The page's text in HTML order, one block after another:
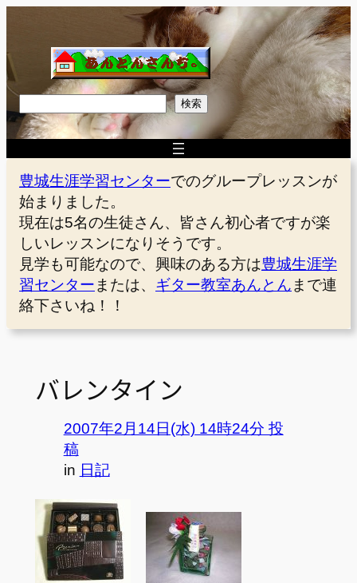
を
ス
キ
ッ
プ
索
検索
豊城生涯学習センターでのグループレッスンが
始まりました。
現在は5名の生徒さん、皆さん初心者ですが楽
しいレッスンになりそうです。
見学も可能なので、興味のある方は豊城生涯学
習センター または、 ギター教室あんとん まで連
絡下さいね！！
バレンタイン
2007年2月14日(水) 14時24分 投
稿
in 日記